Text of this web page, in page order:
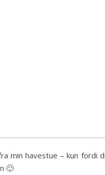
min havestue – kun
🙂